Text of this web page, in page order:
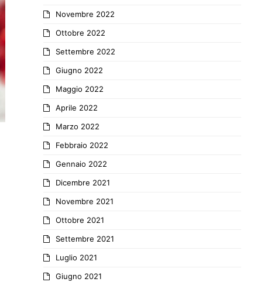
Novembre 2022
Ottobre 2022
Settembre 2022
Giugno 2022
Maggio 2022
Aprile 2022
Marzo 2022
Febbraio 2022
Gennaio 2022
Dicembre 2021
Novembre 2021
Ottobre 2021
Settembre 2021
Luglio 2021
Giugno 2021